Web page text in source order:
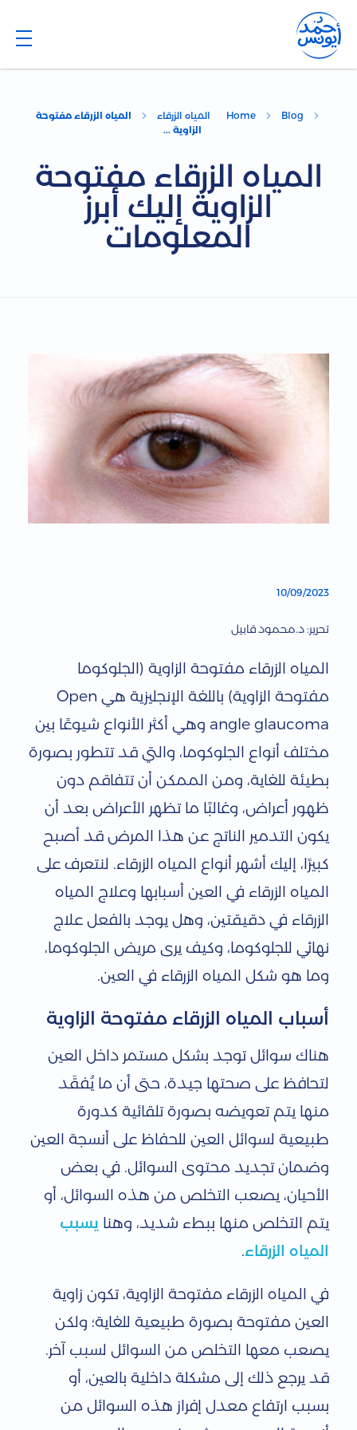
Dr. Ahmed Younis
Blog
Home Blog المياه الزرقاء
المياه الزرقاء مفتوحة
الزاوية ...
المياه الزرقاء مفتوحة
الزاوية إليك أبرز
المعلومات
ا
ي
ا
ل
ز
ر
ق
ا
ء
م
ف
ت
و
ح
ة
ا
ل
ز
و
ي
ة
ل
10/09/2023
تحرير: د.محمود قابيل
المياه الزرقاء مفتوحة الزاوية (الجلوكوما
مفتوحة الزاوية) باللغة الإنجليزية هي Open
angle glaucoma وهي أكثر الأنواع شيوعًا بين
مختلف أنواع الجلوكوما، والتي قد تتطور بصورة
بطيئة للغاية، ومن الممكن أن تتفاقم دون
ظهور أعراض، وغالبًا ما تظهر الأعراض بعد أن
يكون التدمير الناتج عن هذا المرض قد أصبح
كبيرًا، إليك أشهر أنواع المياه الزرقاء. لنتعرف على
المياه الزرقاء في العين أسبابها وعلاج المياه
الزرقاء في دقيقتين، وهل يوجد بالفعل علاج
نهائي للجلوكوما، وكيف يرى مريض الجلوكوما،
وما هو شكل المياه الزرقاء في العين.
أسباب المياه الزرقاء مفتوحة الزاوية
هناك سوائل توجد بشكل مستمر داخل العين
لتحافظ على صحتها جيدة، حتى أن ما يُفقَد
منها يتم تعويضه بصورة تلقائية كدورة
طبيعية لسوائل العين للحفاظ على أنسجة العين
وضمان تجديد محتوى السوائل. في بعض
الأحيان، يصعب التخلص من هذه السوائل، أو
يتم التخلص منها ببطء شديد، وهنا يسبب
المياه الزرقاء.
في المياه الزرقاء مفتوحة الزاوية، تكون زاوية
العين مفتوحة بصورة طبيعية للغاية؛ ولكن
يصعب معها التخلص من السوائل لسبب آخر.
قد يرجع ذلك إلى مشكلة داخلية بالعين، أو
بسبب ارتفاع معدل إفراز هذه السوائل من